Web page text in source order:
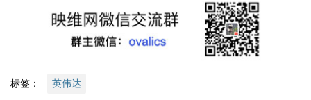
标签： 英伟达